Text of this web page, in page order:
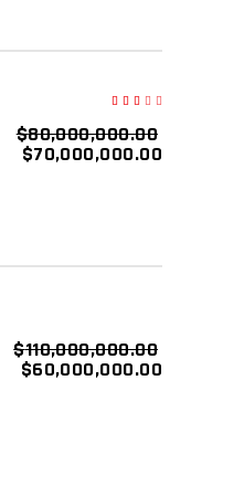
de
$80,000,000.00
$70,000,000.00
$110,000,000.00
$60,000,000.00